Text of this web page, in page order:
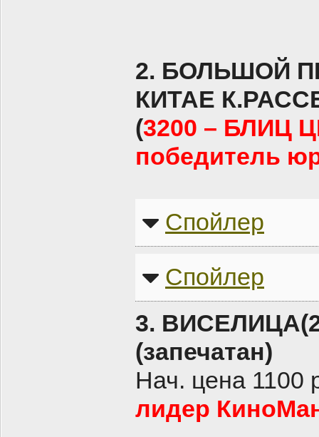
2. БОЛЬШОЙ
КИТАЕ
(3200 – БЛИЦ
победитель
Спойлер
Спойлер
3.
(запечатан)
Нач. цена 1100
лидер